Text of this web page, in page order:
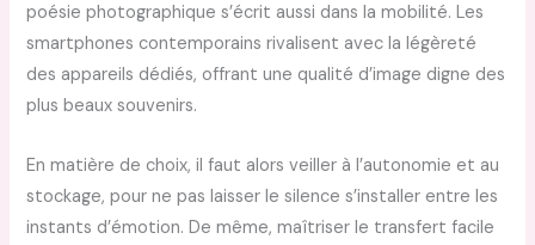
poésie photographique s’écrit aussi dans la mobilité. Les
smartphones contemporains rivalisent avec la légèreté
des appareils dédiés, offrant une qualité d’image digne des
plus beaux souvenirs.
En matière de choix, il faut alors veiller à l’autonomie et au
stockage, pour ne pas laisser le silence s’installer entre les
instants d’émotion. De même, maîtriser le transfert facile